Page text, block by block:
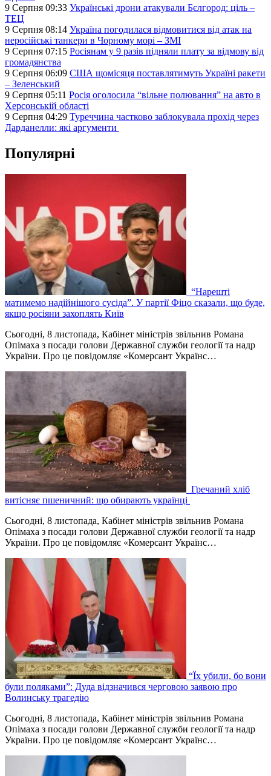
9 Серпня 09:33 Українські дрони атакували Бєлгород: ціль –
ТЕЦ
9 Серпня 08:14 Україна погодилася відмовитися від атак на
неросійські танкери в Чорному морі – ЗМІ
9 Серпня 07:15 Росіянам у 9 разів підняли плату за відмову від
громадянства
9 Серпня 06:09 США щомісяця поставлятимуть Україні ракети
– Зеленський
9 Серпня 05:11 Росія оголосила “вільне полювання” на авто в
Херсонській області
9 Серпня 04:29 Туреччина частково заблокувала прохід через
Дарданелли: які аргументи
Популярні
“Нарешті
матимемо надійнішого сусіда”. У партії Фіцо сказали, що буде,
якщо росіяни захоплять Київ
Сьогодні, 8 листопада, Кабінет міністрів звільнив Романа
Опімаха з посади голови Державної служби геології та надр
України. Про це повідомляє «Комерсант Українс…
Гречаний хліб
витісняє пшеничний: що обирають українці
Сьогодні, 8 листопада, Кабінет міністрів звільнив Романа
Опімаха з посади голови Державної служби геології та надр
України. Про це повідомляє «Комерсант Українс…
“Їх убили, бо вони
були поляками”: Дуда відзначився черговою заявою про
Волинську трагедію
Сьогодні, 8 листопада, Кабінет міністрів звільнив Романа
Опімаха з посади голови Державної служби геології та надр
України. Про це повідомляє «Комерсант Українс…